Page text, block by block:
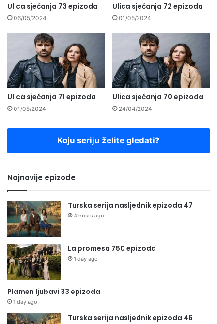
Ulica sjećanja 73 epizoda
06/05/2024
Ulica sjećanja 72 epizoda
01/05/2024
Ulica sjećanja 71 epizoda
01/05/2024
Ulica sjećanja 70 epizoda
24/04/2024
Koju seriju želite gledati?
Najnovije epizode
Turska serija nasljednik epizoda 47
4 hours ago
La promesa 750 epizoda
1 day ago
Plamen ljubavi 33 epizoda
1 day ago
Turska serija nasljednik epizoda 46